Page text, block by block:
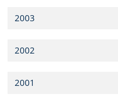
2003
2002
2001